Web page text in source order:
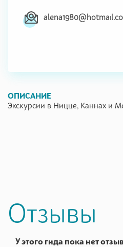
ОПИСАНИЕ
Экскурсии в Ницце, Каннах и
Отзывы
У этого гида пока нет